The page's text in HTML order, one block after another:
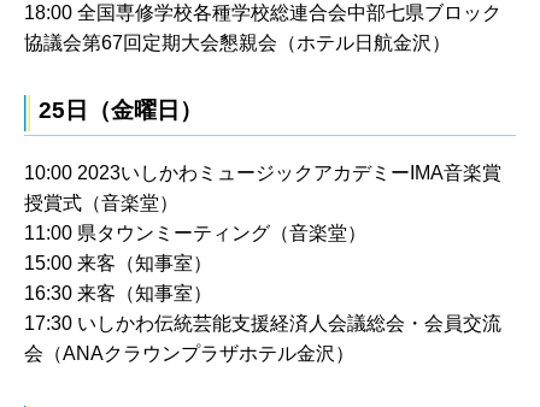
18:00 全国専修学校各種学校総連合会中部七県ブロック
協議会第67回定期大会懇親会（ホテル日航金沢）
25日（金曜日）
10:00 2023いしかわミュージックアカデミーIMA音楽賞
授賞式（音楽堂）
11:00 県タウンミーティング（音楽堂）
15:00 来客（知事室）
16:30 来客（知事室）
17:30 いしかわ伝統芸能支援経済人会議総会・会員交流
会（ANAクラウンプラザホテル金沢）